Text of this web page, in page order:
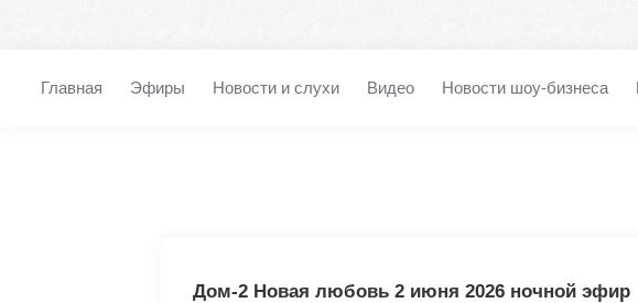
Главная Эфиры Новости и слухи Видео Новости шоу-бизнеса
Дом-2 Новая любовь 2 июня 2026 ночной эфир